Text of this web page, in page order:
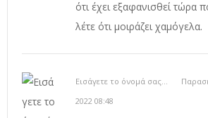
ότι έχει εξαφανισθεί τώρα
λέτε ότι μοιράζει χαμόγελα.
Εισάγετε το όνομά σας...
2022 08:48